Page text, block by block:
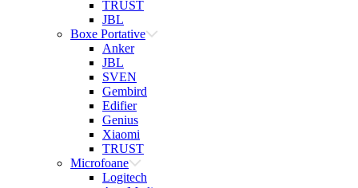
TRUST
JBL
Boxe Portative
Anker
JBL
SVEN
Gembird
Edifier
Genius
Xiaomi
TRUST
Microfoane
Logitech